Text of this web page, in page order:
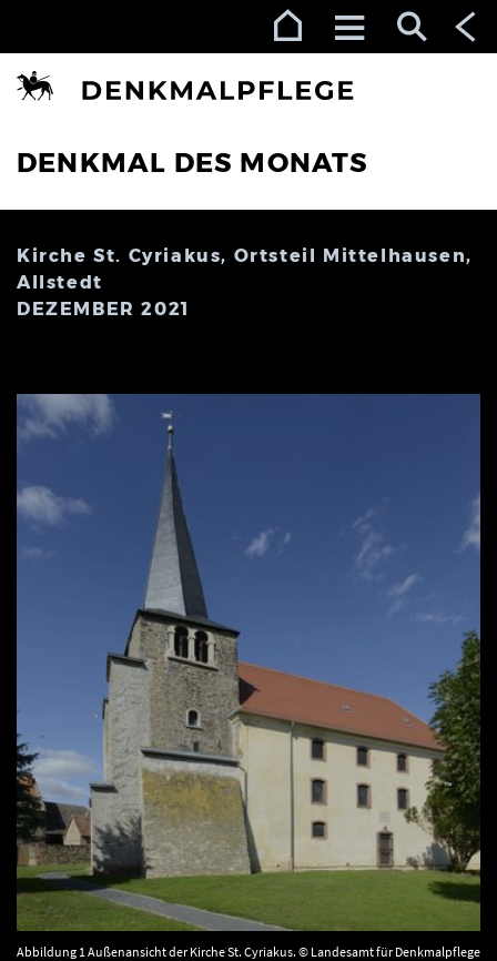
DENKMAL DES MONATS
Kirche St. Cyriakus, Ortsteil Mittelhausen,
Allstedt
DEZEMBER 2021
Abbildung 1 Außenansicht der Kirche St. Cyriakus. © Landesamt für Denkmalpflege